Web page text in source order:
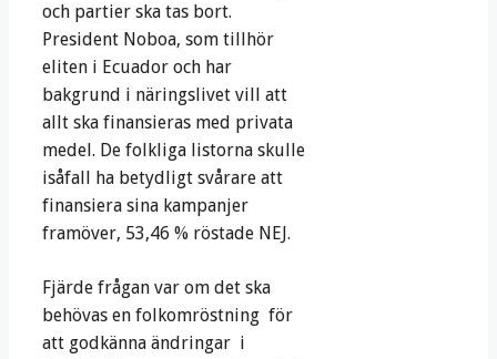
och partier ska tas bort.
President Noboa, som tillhör
eliten i Ecuador och har
bakgrund i näringslivet vill att
allt ska finansieras med privata
medel. De folkliga listorna skulle
isåfall ha betydligt svårare att
finansiera sina kampanjer
framöver, 53,46 % röstade NEJ.
Fjärde frågan var om det ska
behövas en folkomröstning för
att godkänna ändringar i